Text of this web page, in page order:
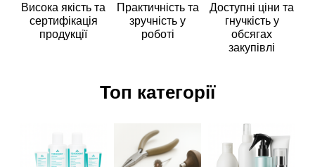
Висока якість та
сертифікація
продукції
Практичність та
зручність у
роботі
Доступні ціни та
гнучкість у
обсягах
закупівлі
Топ категорії